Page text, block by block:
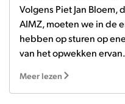
Volgens Piet Jan Bloem,
AIMZ, moeten we in de
hebben op sturen op
van het opwekken
Meer lezen